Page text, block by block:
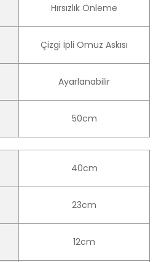
Hırsızlık Önleme
Çizgi İpli Omuz Askısı
Ayarlanabilir
50cm
40cm
23cm
12cm